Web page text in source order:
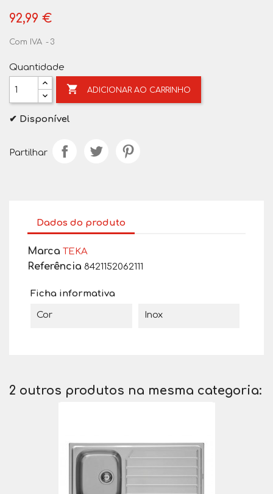
92,99 €
Com IVA 3
Quantidade
 ADICIONAR AO CARRINHO
✔ Disponível
Partilhar
Dados do produto
Marca TEKA
Referência 8421152062111
Ficha informativa
Cor Inox
2 outros produtos na mesma categoria: